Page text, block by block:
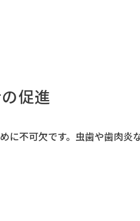
促進
に不可欠です。虫歯や歯肉炎